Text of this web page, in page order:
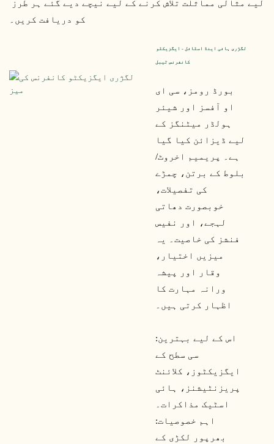
کو دریافت کریں۔
کانفرنس ٹیبل
بورڈ رومز، سی ای
او آفسز اور شیئر
ہولڈر میٹنگز کے
لیے ڈیزائن کیا گیا
ہے۔ پریمیم اخروٹ/
بلوط کے برتن، چمڑے
کی تفصیلات،
خوبصورت دھاتی
لہجے، اور نفیس
فنشز کی خاصیت۔ یہ
میزیں اختیار،
وقار اور پیشہ
ورانہ مہارت کا
اظہار کرتی ہیں۔
اس کے لیے بہترین:
سی سطح کے
ایگزیکٹوز، کلائنٹ
پریزنٹیشنز، ہائی
اسٹیک مذاکرات۔
اہم خصوصیات:
بھرپور لکڑی کے